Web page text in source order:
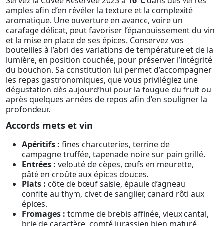
amples afin d’en révéler la texture et la complexité
aromatique. Une ouverture en avance, voire un
carafage délicat, peut favoriser l’épanouissement du vin
et la mise en place de ses épices. Conservez vos
bouteilles à l’abri des variations de température et de la
lumière, en position couchée, pour préserver l’intégrité
du bouchon. Sa constitution lui permet d’accompagner
les repas gastronomiques, que vous privilégiez une
dégustation dès aujourd’hui pour la fougue du fruit ou
après quelques années de repos afin d’en souligner la
profondeur.
Accords mets et vin
Apéritifs : fines charcuteries, terrine de
campagne truffée, tapenade noire sur pain grillé.
Entrées : velouté de cèpes, œufs en meurette,
pâté en croûte aux épices douces.
Plats : côte de bœuf saisie, épaule d’agneau
confite au thym, civet de sanglier, canard rôti aux
épices.
Fromages : tomme de brebis affinée, vieux cantal,
brie de caractère, comté jurassien bien maturé.